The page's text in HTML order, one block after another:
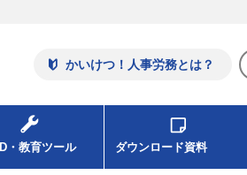
かいけつ！人事労務とは？
・教育ツール ダウンロード資料